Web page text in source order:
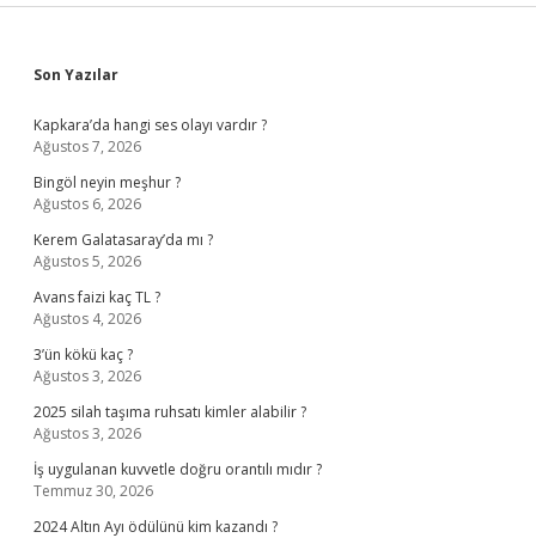
Sidebar
Son Yazılar
Kapkara’da hangi ses olayı vardır ?
Ağustos 7, 2026
Bingöl neyin meşhur ?
Ağustos 6, 2026
Kerem Galatasaray’da mı ?
Ağustos 5, 2026
Avans faizi kaç TL ?
Ağustos 4, 2026
3’ün kökü kaç ?
Ağustos 3, 2026
2025 silah taşıma ruhsatı kimler alabilir ?
Ağustos 3, 2026
İş uygulanan kuvvetle doğru orantılı mıdır ?
Temmuz 30, 2026
2024 Altın Ayı ödülünü kim kazandı ?